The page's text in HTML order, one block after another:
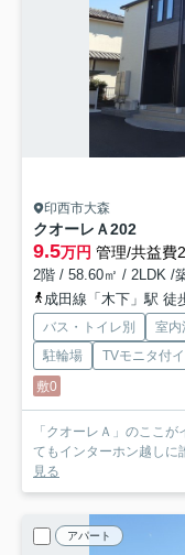
印西市大森
クオーレＡ202
9.5万円 管理/共益費
2階 / 58.60㎡ / 2LDK /
成田線「木下」駅 徒
バス・トイレ別 室内
駐輪場
TVモニタ付
敷0
「クオーレＡ」のここ
てもインターホン越しに
見る
アパート